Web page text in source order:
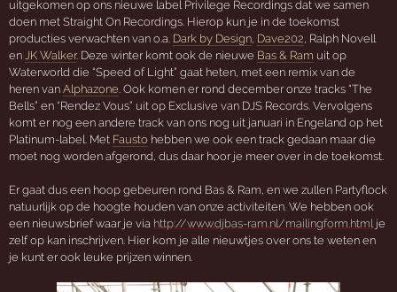
uitgekomen op ons nieuwe label Privilege Recordings dat we samen
doen met Straight On Recordings. Hierop kun je in de toekomst
producties verwachten van o.a. Dark by Design, Dave202, Ralph Novell
enJK Walker. Deze winter komt ook de nieuwe Bas & Ram uit op
Waterworld die “Speed of Light” gaat heten, met een remix van de
heren vanAlphazone. Ook komen er rond december onze tracks “The
Bells” en “Rendez Vous” uit op Exclusive van DJS Records. Vervolgens
komt er nog een andere track van ons nog uit januari in Engeland op het
Platinum-label. Met Fausto hebben we ook een track gedaan maar die
moet nog worden afgerond, dus daar hoor je meer over in de toekomst.
Er gaat dus een hoop gebeuren rond Bas & Ram, en we zullen Partyflock
natuurlijk op de hoogte houden van onze activiteiten. We hebben ook
een nieuwsbrief waar je via http://www.djbas-ram.nl/mailingform.htmlje
zelf op kan inschrijven. Hier kom je alle nieuwtjes over ons te weten en
je kunt er ook leuke prijzen winnen.